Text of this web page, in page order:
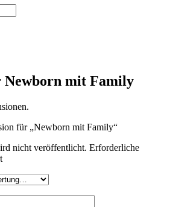
Newborn mit Family
für „Newborn mit Family“
nicht veröffentlicht. Erforderliche